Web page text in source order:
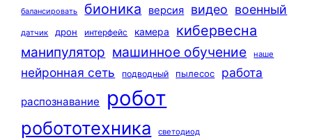
балансировать бионика версия видео военный
датчик дрон интерфейс камера кибервесна
манипулятор машинное обучение наше
нейронная сеть подводный пылесос работа
распознавание робот
робототехника светодиод